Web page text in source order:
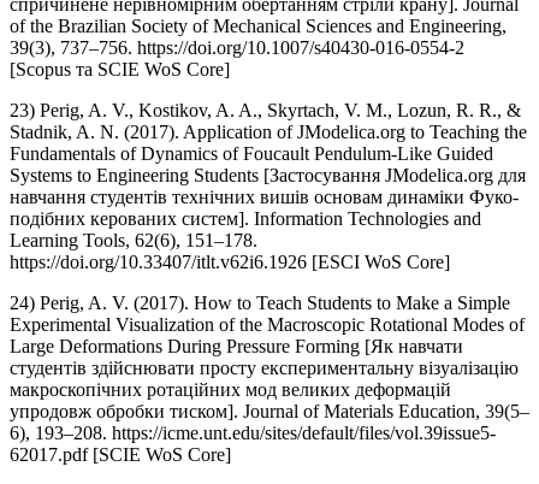
спричинене нерівномірним обертанням стріли крану]. Journal
of the Brazilian Society of Mechanical Sciences and Engineering,
39(3), 737–756. https://doi.org/10.1007/s40430-016-0554-2
[Scopus та SCIE WoS Core]
23) Perig, A. V., Kostikov, A. A., Skyrtach, V. M., Lozun, R. R., &
Stadnik, A. N. (2017). Application of JModelica.org to Teaching the
Fundamentals of Dynamics of Foucault Pendulum-Like Guided
Systems to Engineering Students [Застосування JModelica.org для
навчання студентів технічних вишів основам динаміки Фуко-
подібних керованих систем]. Information Technologies and
Learning Tools, 62(6), 151–178.
https://doi.org/10.33407/itlt.v62i6.1926 [ESCI WoS Core]
24) Perig, A. V. (2017). How to Teach Students to Make a Simple
Experimental Visualization of the Macroscopic Rotational Modes of
Large Deformations During Pressure Forming [Як навчати
студентів здійснювати просту експериментальну візуалізацію
макроскопічних ротаційних мод великих деформацій
упродовж обробки тиском]. Journal of Materials Education, 39(5–
6), 193–208. https://icme.unt.edu/sites/default/files/vol.39issue5-
62017.pdf [SCIE WoS Core]